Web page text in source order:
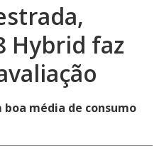
Hybrid faz
média de consumo